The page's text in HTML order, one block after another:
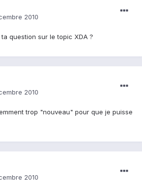
2010
question sur le topic XDA ?
2010
trop "nouveau" pour que je puisse
2010